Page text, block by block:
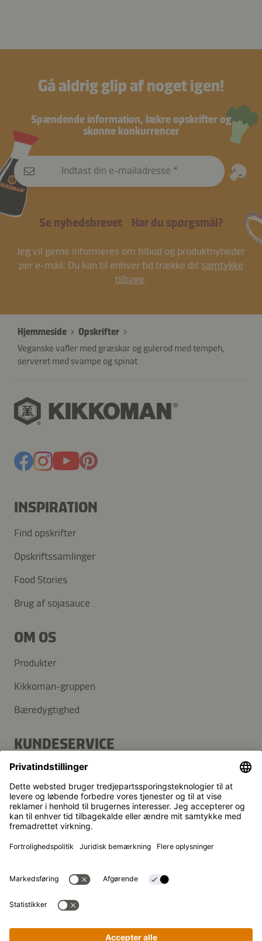
Gå aldrig glip af noget igen!
Spændende information, lækre opskrifter og
skønne konkurrencer
Indtast din e-mailadresse
Se nyhedsbrevet Har du spørgsmål?
Jeg vil gerne informeres om tilbud og produktnyheder
per e-mail. Du kan til enhver tid trække dit samtykke
tilbage.
Hjemmeside
Opskrifter
Veganske vafler med græskar og gulerod med tempeh,
serveret med svampe og spinat
INSPIRATION
Find opskrifter
Opskriftssamlinger
Food Stories
Brug af sojasauce
OM OS
Produkter
Kikkoman-gruppen
Bæredygtighed
KUNDESERVICE
FAQ
Kontakt
Nyhedsbrev
© Kikkoman Trading Europe GmbH 2023 – 2026
Theodorstraße 180, 40472 Düsseldorf, Germany
Registreret ved byretten i Düsseldorf (Amtsgericht
Privatindstillinger